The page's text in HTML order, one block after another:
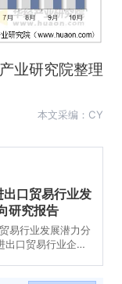
业研究院整理
本文采编：CY
口贸易行业发
研究报告
易行业发展潜力分
出口贸易行业企业